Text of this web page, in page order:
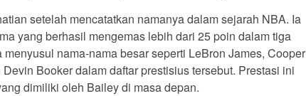
setelah mencatatkan namanya dalam sejarah NBA. Ia
yang berhasil mengemas lebih dari 25 poin dalam tiga
menyusul nama-nama besar seperti LeBron James, Cooper
Booker dalam daftar prestisius tersebut. Prestasi ini
dimiliki oleh Bailey di masa depan.